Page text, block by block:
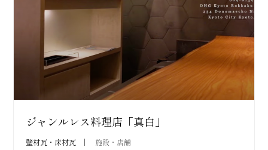
ジャンルレス料理店「真白」
壁材瓦・床材瓦 施設・店舗